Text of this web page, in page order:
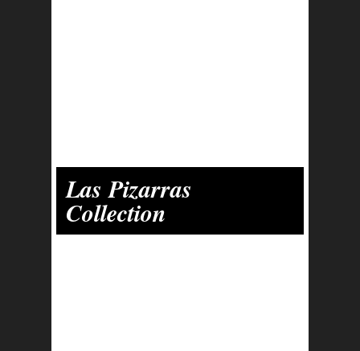
Las Pizarras
Collection